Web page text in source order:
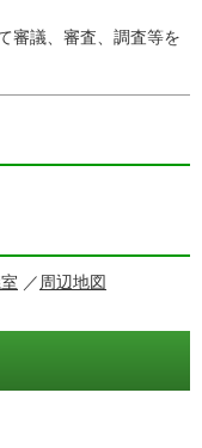
審議、審査、調査等を
／ 周辺地図